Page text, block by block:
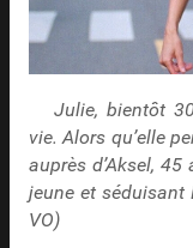
Julie, bientôt
vie. Alors qu’elle
auprès d’Aksel,
jeune et séduisant
VO)